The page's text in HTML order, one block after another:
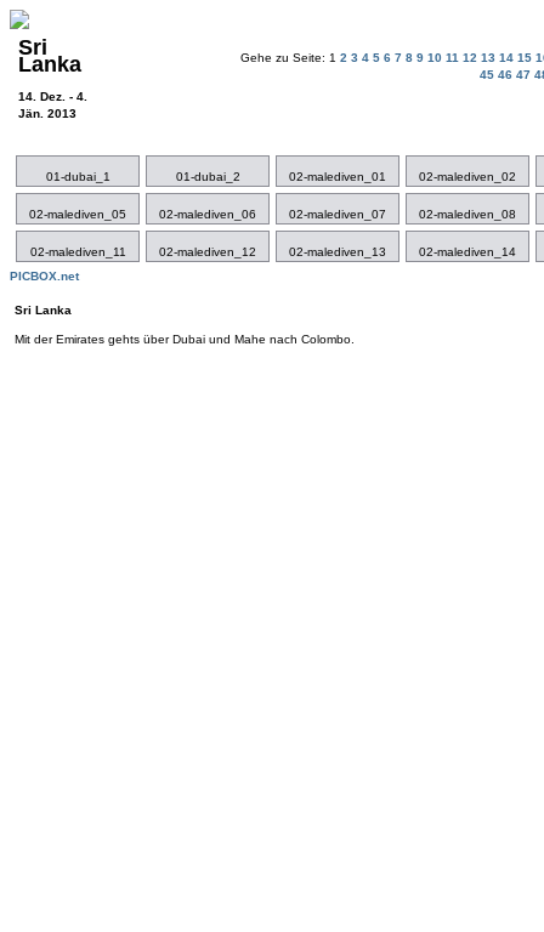
Sri
Lanka
14. Dez. - 4.
Jän. 2013
Gehe zu Seite: 1 2 3 4 5 6 7 8 9 10 11 12 13 14 15
45 46 47
01-dubai_1 01-dubai_2 02-malediven_01 02-malediven_02
02-malediven_05 02-malediven_06 02-malediven_07 02-malediven_08
02-malediven_11 02-malediven_12 02-malediven_13
02-malediven_14
PICBOX.net
Sri Lanka
Mit der Emirates gehts über Dubai und Mahe nach Colombo.